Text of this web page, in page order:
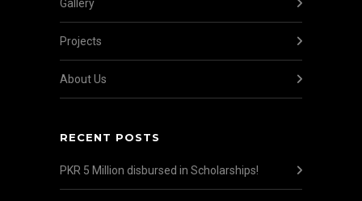
Gallery
Projects
About Us
RECENT POSTS
PKR 5 Million disbursed in Scholarships!